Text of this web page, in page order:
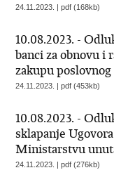
24.11.2023. | pdf (168kb)
10.08.2023. -
banci za obnovu i
zakupu
24.11.2023. | pdf (453kb)
10.08.2023. -
sklapanje
Ministarstvu
24.11.2023. | pdf (276kb)